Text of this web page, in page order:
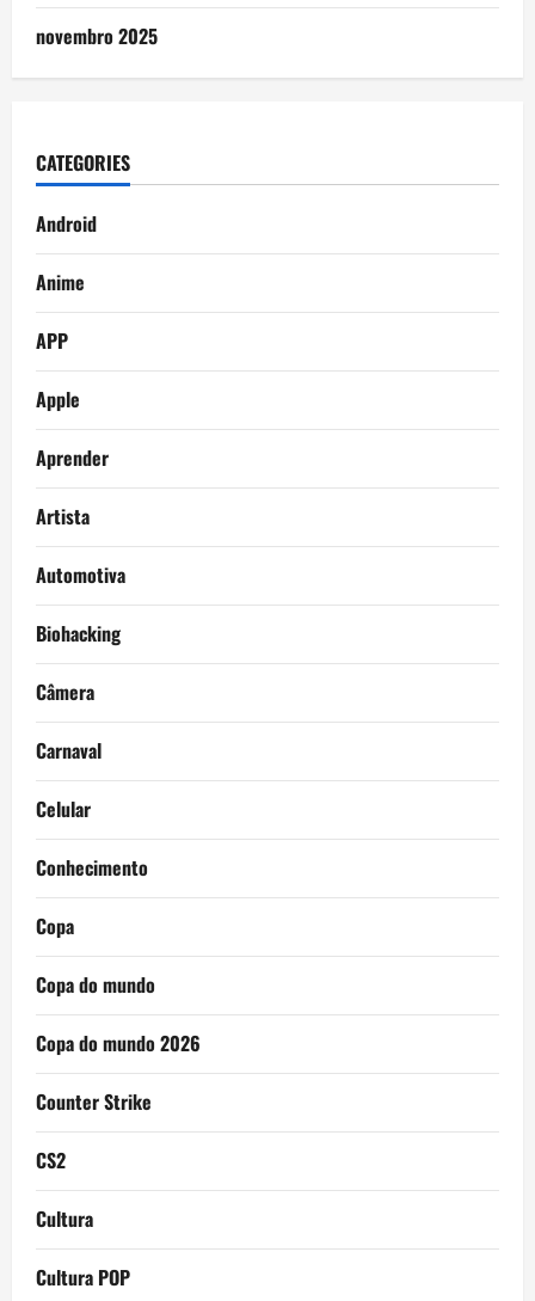
novembro 2025
CATEGORIES
Android
Anime
APP
Apple
Aprender
Artista
Automotiva
Biohacking
Câmera
Carnaval
Celular
Conhecimento
Copa
Copa do mundo
Copa do mundo 2026
Counter Strike
CS2
Cultura
Cultura POP